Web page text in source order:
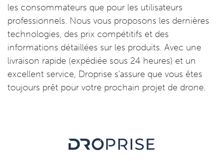
les consommateurs que pour les utilisateurs
professionnels. Nous vous proposons les dernières
technologies, des prix compétitifs et des
informations détaillées sur les produits. Avec une
livraison rapide (expédiée sous 24 heures) et un
excellent service, Droprise s'assure que vous êtes
toujours prêt pour votre prochain projet de drone.